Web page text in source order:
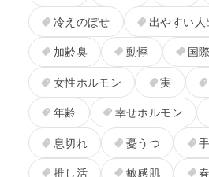
冷えのぼせ
出やすい人
加齢臭
動悸 国
女性ホルモン
実
年齢
幸せホルモン
息切れ
憂うつ 手
推し活
敏感肌 春